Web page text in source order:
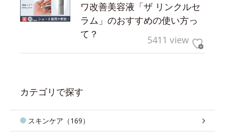
ワ改善美容液「ザ リンクルセ
ラム」のおすすめの使い方っ
て？
5411 view
カテゴリで探す
スキンケア（169）